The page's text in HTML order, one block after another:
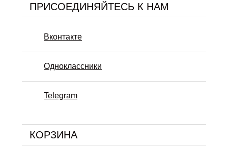
ПРИСОЕДИНЯЙТЕСЬ К НАМ
Вконтакте
Одноклассники
Telegram
КОРЗИНА